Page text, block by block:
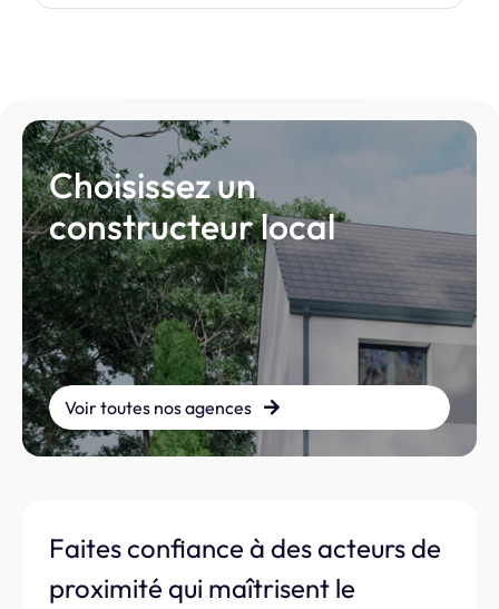
Choisissez un
constructeur local
Voir toutes nos agences
Faites confiance à des acteurs de
proximité qui maîtrisent le